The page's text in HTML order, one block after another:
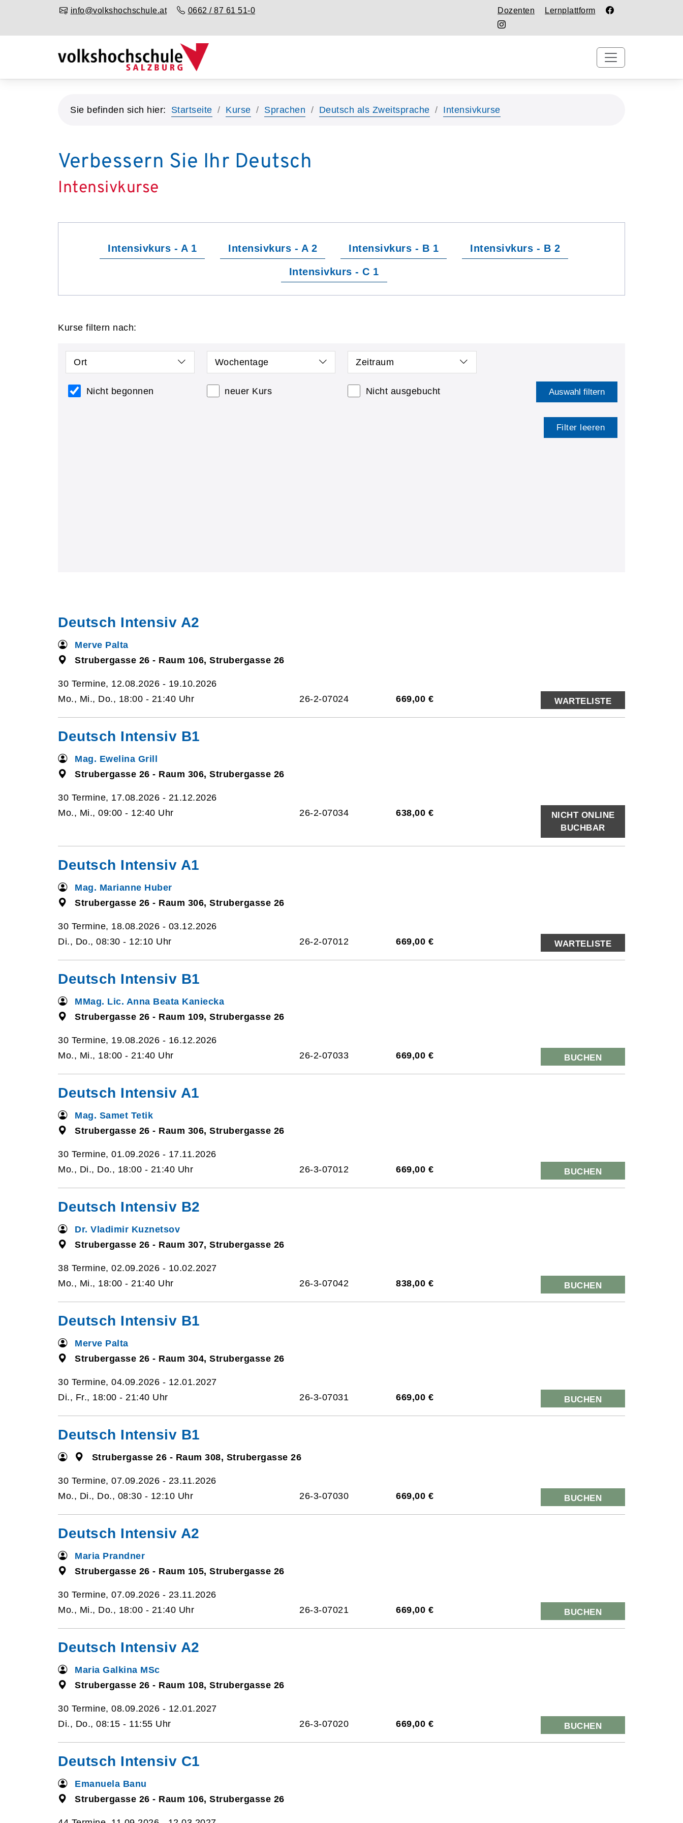
info@volkshochschule.at 0662 / 87 61 51-0 Dozenten Lernplattform
Sie befinden sich hier: Startseite Kurse Sprachen Deutsch als Zweitsprache Intensivkurse
Verbessern Sie Ihr Deutsch
Intensivkurse
Intensivkurs - A 1 Intensivkurs - A 2 Intensivkurs - B 1 Intensivkurs - B 2
Intensivkurs - C 1
Kurse filtern nach:
Ort Wochentage Zeitraum
Nicht begonnen neuer Kurs Nicht ausgebucht Auswahl filtern
Filter leeren
Deutsch Intensiv A2
Merve Palta
Strubergasse 26 - Raum 106, Strubergasse 26
30 Termine, 12.08.2026 - 19.10.2026
Mo., Mi., Do., 18:00 - 21:40 Uhr
26-2-07024 669,00 € WARTELISTE
Deutsch Intensiv B1
Mag. Ewelina Grill
Strubergasse 26 - Raum 306, Strubergasse 26
30 Termine, 17.08.2026 - 21.12.2026
Mo., Mi., 09:00 - 12:40 Uhr
26-2-07034 638,00 €
NICHT ONLINE
BUCHBAR
Deutsch Intensiv A1
Mag. Marianne Huber
Strubergasse 26 - Raum 306, Strubergasse 26
30 Termine, 18.08.2026 - 03.12.2026
Di., Do., 08:30 - 12:10 Uhr
26-2-07012 669,00 € WARTELISTE
Deutsch Intensiv B1
MMag. Lic. Anna Beata Kaniecka
Strubergasse 26 - Raum 109, Strubergasse 26
30 Termine, 19.08.2026 - 16.12.2026
Mo., Mi., 18:00 - 21:40 Uhr
26-2-07033 669,00 € BUCHEN
Deutsch Intensiv A1
Mag. Samet Tetik
Strubergasse 26 - Raum 306, Strubergasse 26
30 Termine, 01.09.2026 - 17.11.2026
Mo., Di., Do., 18:00 - 21:40 Uhr
26-3-07012 669,00 € BUCHEN
Deutsch Intensiv B2
Dr. Vladimir Kuznetsov
Strubergasse 26 - Raum 307, Strubergasse 26
38 Termine, 02.09.2026 - 10.02.2027
Mo., Mi., 18:00 - 21:40 Uhr
26-3-07042 838,00 € BUCHEN
Deutsch Intensiv B1
Merve Palta
Strubergasse 26 - Raum 304, Strubergasse 26
30 Termine, 04.09.2026 - 12.01.2027
Di., Fr., 18:00 - 21:40 Uhr
26-3-07031 669,00 € BUCHEN
Deutsch Intensiv B1
Strubergasse 26 - Raum 308, Strubergasse 26
30 Termine, 07.09.2026 - 23.11.2026
Mo., Di., Do., 08:30 - 12:10 Uhr
26-3-07030 669,00 € BUCHEN
Deutsch Intensiv A2
Maria Prandner
Strubergasse 26 - Raum 105, Strubergasse 26
30 Termine, 07.09.2026 - 23.11.2026
Mo., Mi., Do., 18:00 - 21:40 Uhr
26-3-07021 669,00 € BUCHEN
Deutsch Intensiv A2
Maria Galkina MSc
Strubergasse 26 - Raum 108, Strubergasse 26
30 Termine, 08.09.2026 - 12.01.2027
Di., Do., 08:15 - 11:55 Uhr
26-3-07020 669,00 € BUCHEN
Deutsch Intensiv C1
Emanuela Banu
Strubergasse 26 - Raum 106, Strubergasse 26